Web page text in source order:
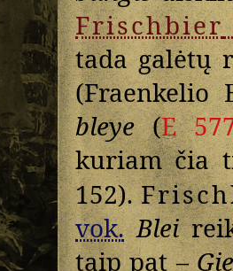
Frischbier
tada galėtų
(Fraenkelio
bleye(E
kuriam čia
152).
vok. Blei
taip pat –